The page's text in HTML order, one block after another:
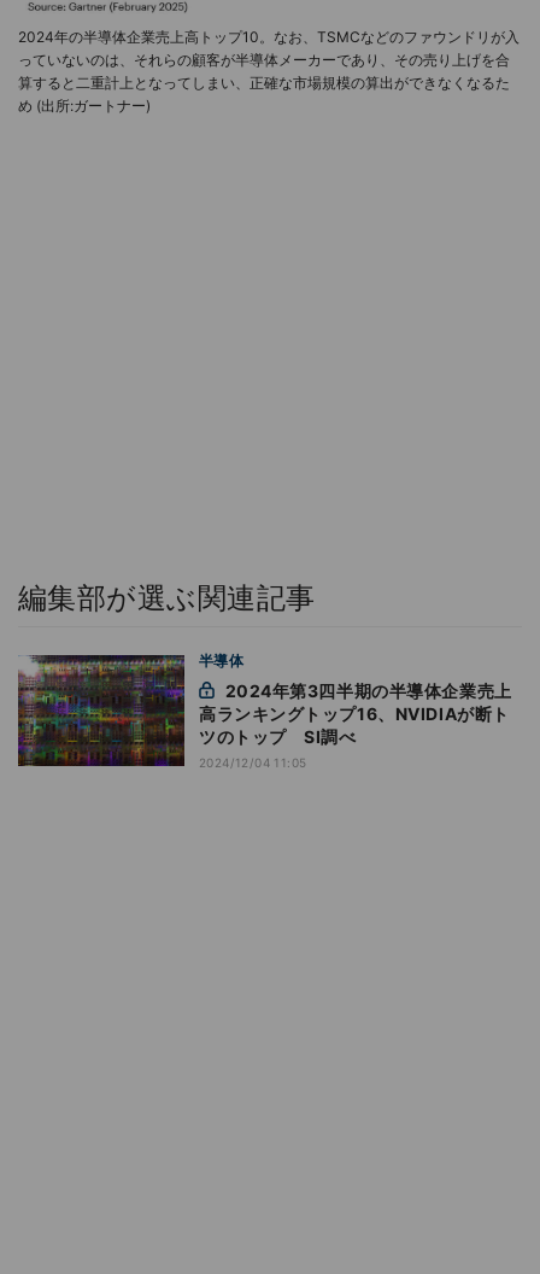
2024年の半導体企業売上高トップ10。なお、TSMCなどのファウンドリが入
っていないのは、それらの顧客が半導体メーカーであり、その売り上げを合
算すると二重計上となってしまい、正確な市場規模の算出ができなくなるた
め (出所:ガートナー)
編集部が選ぶ関連記事
半導体
高ランキングトップ16、NVIDIAが断ト
ツのトップ SI調べ
2024/12/04 11:05